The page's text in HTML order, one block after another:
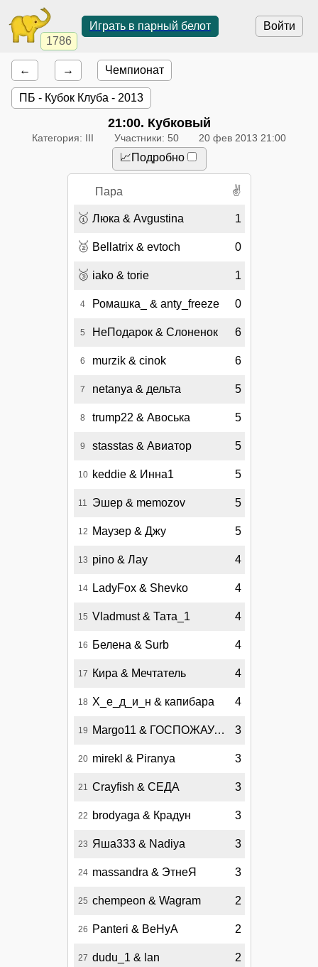
1786
Войти
Играть в парный белот
← → Чемпионат
ПБ - Кубок Клуба - 2013
21:00. Кубковый
Категория: III Участники: 50 20 фев 2013 21:00
📈Подробно
Пара ✌
🥇 Люка & Avgustina 1
🥈 Bellatrix & evtoch 0
🥉 iako & torie 1
4 Ромашка_ & anty_freeze 0
5 НеПодарок & Слоненок 6
6 murzik & cinok 6
7 netanya & дельта 5
8 trump22 & Авоська 5
9 stasstas & Авиатор 5
10 keddie & Инна1 5
11 Эшер & memozov 5
12 Маузер & Джу 5
13 pino & Лау 4
14 LadyFox & Shevko 4
15 Vladmust & Тата_1 4
16 Белена & Surb 4
17 Кира & Мечтатель 4
18 Х_е_д_и_н & капибара 4
19 Margo11 & ГОСПОЖАУДАЧА 3
20 mirekl & Piranya 3
21 Crayfish & СЕДА 3
22 brodyaga & Крадун 3
23 Яша333 & Nadiya 3
24 massandra & ЭтнеЯ 3
25 chempeon & Wagram 2
26 Panteri & BeHyA 2
27 dudu_1 & lan 2